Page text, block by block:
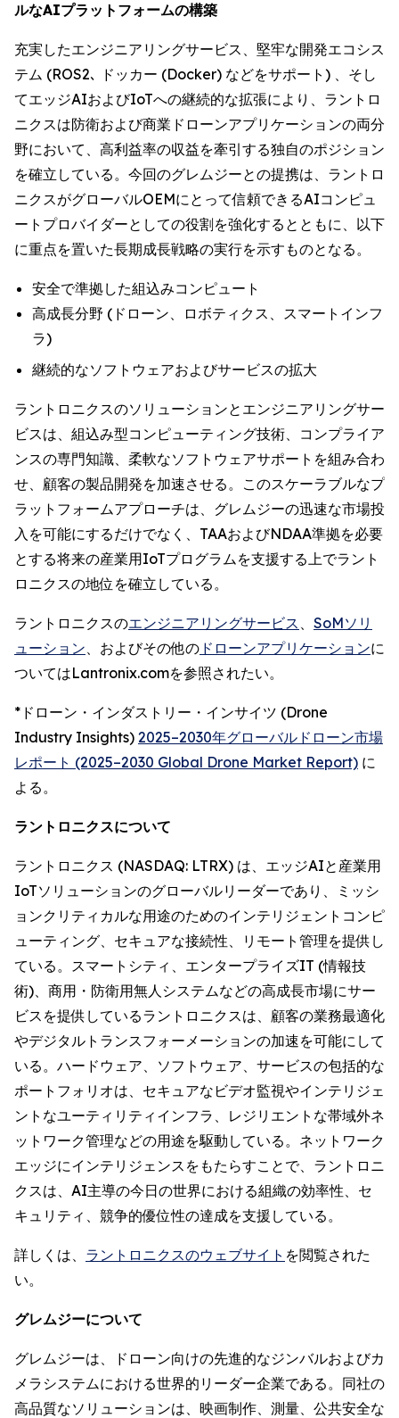
ルなAIプラットフォームの構築
充実したエンジニアリングサービス、堅牢な開発エコシス
テム (ROS2､ ドッカー (Docker) などをサポート) 、そし
てエッジAIおよびIoTへの継続的な拡張により、ラントロ
ニクスは防衛および商業ドローンアプリケーションの両分
野において、高利益率の収益を牽引する独自のポジション
を確立している。今回のグレムジーとの提携は、ラントロ
ニクスがグローバルOEMにとって信頼できるAIコンピュ
ートプロバイダーとしての役割を強化するとともに、以下
に重点を置いた長期成長戦略の実行を示すものとなる。
安全で準拠した組込みコンピュート
高成長分野 (ドローン、ロボティクス、スマートインフ
ラ)
継続的なソフトウェアおよびサービスの拡大
ラントロニクスのソリューションとエンジニアリングサー
ビスは、組込み型コンピューティング技術、コンプライア
ンスの専門知識、柔軟なソフトウェアサポートを組み合わ
せ、顧客の製品開発を加速させる。このスケーラブルなプ
ラットフォームアプローチは、グレムジーの迅速な市場投
入を可能にするだけでなく、TAAおよびNDAA準拠を必要
とする将来の産業用IoTプログラムを支援する上でラント
ロニクスの地位を確立している。
ラントロニクスのエンジニアリングサービス
SoMソリ
ューション 、およびその他の ドローンアプリケーションに
ついてはLantronix.comを参照されたい。
*ドローン・インダストリー・インサイツ (Drone
Industry Insights) 2025–2030年グローバルドローン市場
レポート (2025–2030 Global Drone Market Report) に
よる。
ラントロニクスについて
ラントロニクス (NASDAQ: LTRX) は、エッジAIと産業用
IoTソリューションのグローバルリーダーであり、ミッシ
ョンクリティカルな用途のためのインテリジェントコンピ
ューティング、セキュアな接続性、リモート管理を提供し
ている。スマートシティ、エンタープライズIT (情報技
術)、商用・防衛用無人システムなどの高成長市場にサー
ビスを提供しているラントロニクスは、顧客の業務最適化
やデジタルトランスフォーメーションの加速を可能にして
いる。ハードウェア、ソフトウェア、サービスの包括的な
ポートフォリオは、セキュアなビデオ監視やインテリジェ
ントなユーティリティインフラ、レジリエントな帯域外ネ
ットワーク管理などの用途を駆動している。ネットワーク
エッジにインテリジェンスをもたらすことで、ラントロニ
クスは、AI主導の今日の世界における組織の効率性、セ
キュリティ、競争的優位性の達成を支援している。
詳しくは、 ラントロニクスのウェブサイト を閲覧された
い。
グレムジーについて
グレムジーは、ドローン向けの先進的なジンバルおよびカ
メラシステムにおける世界的リーダー企業である。同社の
高品質なソリューションは、映画制作、測量、公共安全な